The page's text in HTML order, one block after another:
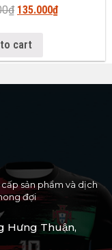
₫ 135.000₫
cart
sản phẩm và dịch
đợi
Hưng Thuận,